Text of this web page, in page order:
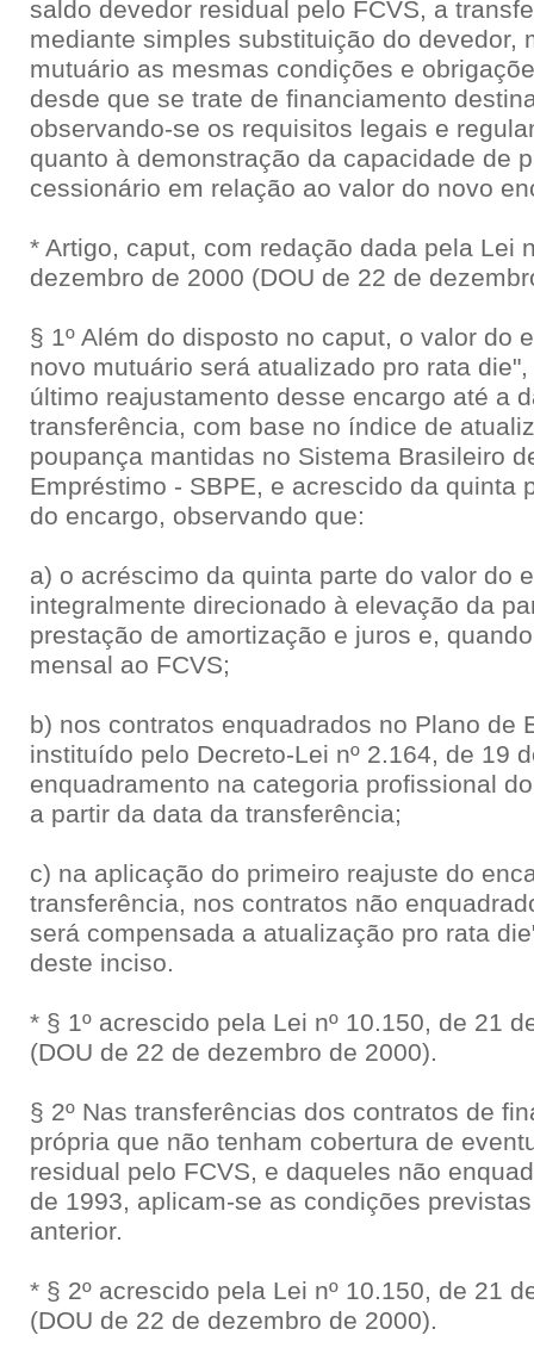
saldo devedor residual pelo FCVS, a
mediante simples substituição do devedor,
mutuário as mesmas condições e
desde que se trate de financiamento
observando-se os requisitos legais e
quanto à demonstração da capacidade de
cessionário em relação ao valor do novo
* Artigo, caput, com redação dada pela Lei
dezembro de 2000 (DOU de 22 de
§ 1º Além do disposto no caput, o valor do
novo mutuário será atualizado pro rata
último reajustamento desse encargo até a
transferência, com base no índice de
poupança mantidas no Sistema Brasileiro
Empréstimo - SBPE, e acrescido da quinta
do encargo, observando que:
a) o acréscimo da quinta parte do valor do
integralmente direcionado à elevação da
prestação de amortização e juros e,
mensal ao FCVS;
b) nos contratos enquadrados no Plano de
instituído pelo Decreto-Lei nº 2.164, de 19
enquadramento na categoria profissional
a partir da data da transferência;
c) na aplicação do primeiro reajuste do
transferência, nos contratos não
será compensada a atualização pro rata
deste inciso.
* § 1º acrescido pela Lei nº 10.150, de 21
(DOU de 22 de dezembro de 2000).
§ 2º Nas transferências dos contratos de
própria que não tenham cobertura de
residual pelo FCVS, e daqueles não
de 1993, aplicam-se as condições
anterior.
* § 2º acrescido pela Lei nº 10.150, de 21
(DOU de 22 de dezembro de 2000).